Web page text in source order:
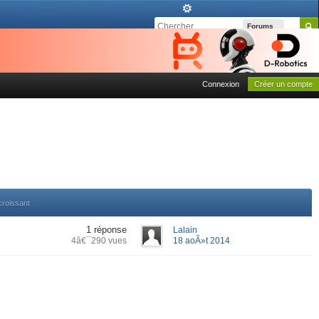
Forums
Connexion Créer un compte
1 réponse
4â€¯290 vues
Lalain
18 aoÃ»t 2014